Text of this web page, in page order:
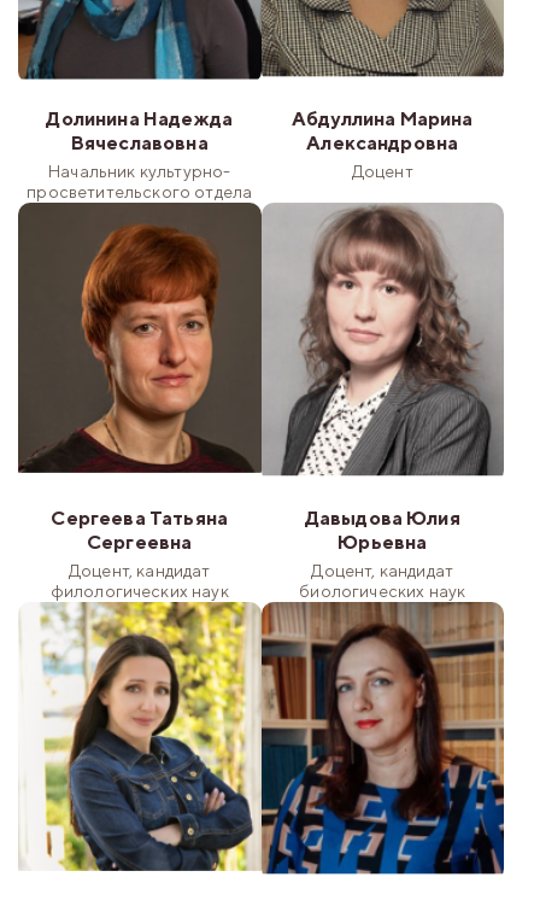
Долинина Надежда
Вячеславовна
Начальник культурно-
просветительского отдела
Абдуллина Марина
Александровна
Доцент
Сергеева Татьяна
Сергеевна
Доцент, кандидат
филологических наук
Давыдова Юлия
Юрьевна
Доцент, кандидат
биологических наук